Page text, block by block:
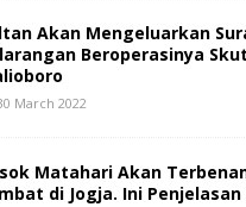
Akan Mengeluarkan
Beroperasinya
March 2022
Matahari Akan
di Jogja. Ini Penjelasan